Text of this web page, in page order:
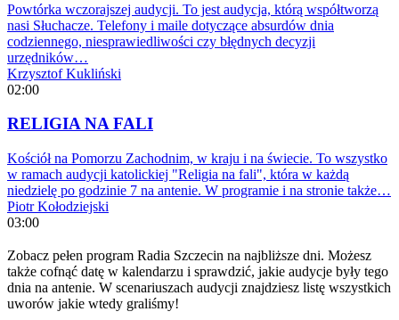
Powtórka wczorajszej audycji. To jest audycja, którą współtworzą
nasi Słuchacze. Telefony i maile dotyczące absurdów dnia
codziennego, niesprawiedliwości czy błędnych decyzji
urzędników…
Krzysztof Kukliński
02:00
RELIGIA NA FALI
Kościół na Pomorzu Zachodnim, w kraju i na świecie. To wszystko
w ramach audycji katolickiej "Religia na fali", która w każdą
niedzielę po godzinie 7 na antenie. W programie i na stronie także…
Piotr Kołodziejski
03:00
Zobacz pełen program Radia Szczecin na najbliższe dni. Możesz
także cofnąć datę w kalendarzu i sprawdzić, jakie audycje były tego
dnia na antenie. W scenariuszach audycji znajdziesz listę wszystkich
uworów jakie wtedy graliśmy!